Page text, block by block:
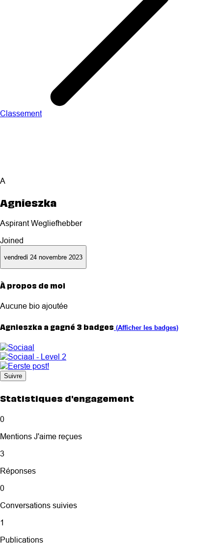
Classement
A
Agnieszka
Aspirant Wegliefhebber
Joined
vendredi 24 novembre 2023
À propos de moi
Aucune bio ajoutée
Agnieszka a gagné 3 badges (Afficher les badges)
Suivre
Statistiques d'engagement
0
Mentions J'aime reçues
3
Réponses
0
Conversations suivies
1
Publications